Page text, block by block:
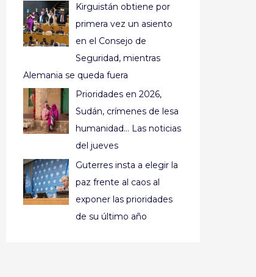
Kirguistán obtiene por
primera vez un asiento
en el Consejo de
Seguridad, mientras
Alemania se queda fuera
Prioridades en 2026,
Sudán, crímenes de lesa
humanidad… Las noticias
del jueves
Guterres insta a elegir la
paz frente al caos al
exponer las prioridades
de su último año